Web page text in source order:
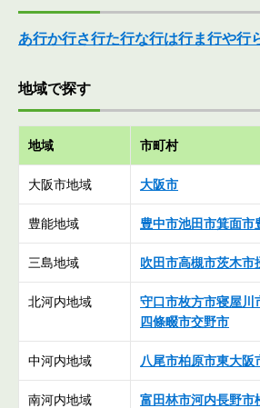
あ行か行さ行た行な行は行ま行や行
地域で探す
地域 市町村
大阪市地域 大阪市
豊能地域 豊中市池田市箕面市
三島地域 吹田市高槻市茨木市
北河内地域 守口市枚方市寝屋川
四條畷市交野市
中河内地域 八尾市柏原市東大阪
南河内地域 富田林市河内長野市